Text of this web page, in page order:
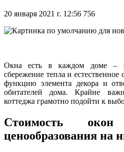
20 января 2021 г. 12:56 756
Окна есть в каждом доме –
сбережение тепла и
функцию элемента декора и
обитателей дома. Крайне
коттеджа грамотно подойти к
Стоимость
ценообразования на